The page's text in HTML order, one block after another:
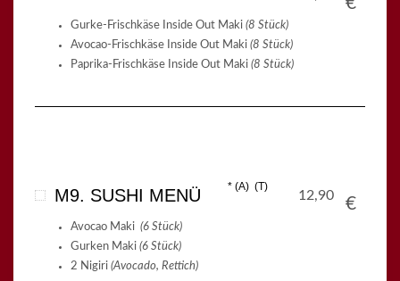
Gurke-Frischkäse Inside Out Maki(8 Stück)
Avocao-Frischkäse Inside Out Maki(8 Stück)
Paprika-Frischkäse Inside Out Maki(8 Stück)
M9. SUSHI MENÜ A T
12,90 €
Avocao Maki (6 Stück)
Gurken Maki (6 Stück)
2 Nigiri (Avocado, Rettich)